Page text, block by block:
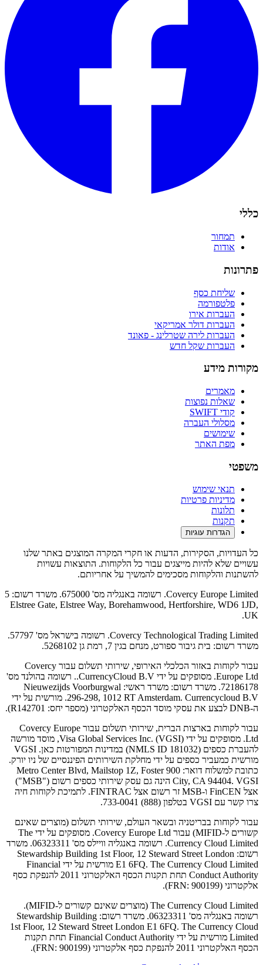
כללי
תמחור
אודות
פתרונות
שליחת כסף
פלטפורמה
העברות אירו
העברות דולר אמריקאי
העברות לירה שטרלינג - פאונד
העברות שקל חדש
מקורות מידע
מאמרים
שאלות נפוצות
קודי SWIFT
מסלולי העברה
שימושים
מפת האתר
משפטי
תנאי שימוש
מדיניות פרטיות
תלונות
תקנות
הגדרות עוגיות
כל העדויות, הסקירות, הדעות או חקרי המקרה המוצגים באתר שלנו
עשויים שלא להיות מייצגים עבור כל הלקוחות. התוצאות עשויות
להשתנות והלקוחות מסכימים להמשיך על אחריותם.
Covercy Europe Limited. רשומה באנגליה מס' 675000. משרד רשום: 5
Elstree Gate, Elstree Way, Borehamwood, Hertforshire, WD6 1JD,
UK.
Covercy Technological Trading Limited. רשומה בישראל מס' 57797.
משרד רשום: בית גיבור ספורט, מנחם בגין 7, רמת גן 5268102.
עבור לקוחות באזור הכלכלי האירופי, שירותי תשלום עבור Covercy
Europe Ltd. מסופקים על ידי CurrencyCloud B.V.. רשומה בהולנד מס'
72186178. משרד רשום: משרד ראשי: Nieuwezijds Voorburgwal
296-298, 1012 RT Amsterdam. Currencycloud B.V. מורשית על ידי
ה-DNB לבצע את עסקי מוסד הכסף האלקטרוני (מספר יחס: R142701).
עבור לקוחות בארצות הברית, שירותי תשלום עבור Covercy Europe
Ltd. מסופקים על ידי Visa Global Services Inc. (VGSI), מוסד מורשה
להעברת כספים (NMLS ID 181032) במדינות המפורטות כאן. VGSI
מורשית כמעביר כספים על ידי מחלקת השירותים הפיננסיים של ניו יורק.
כתובת למשלוח דואר: 900 Metro Center Blvd, Mailstop 1Z, Foster
City, CA 94404. VGSI הינה גם עסק שירותי כספים רשום ("MSB")
אצל FinCEN ו-MSB זר רשום אצל FINTRAC. לתמיכת לקוחות חיה
צרו קשר עם VGSI בטלפון (888) 733-0041.
עבור לקוחות בבריטניה ובשאר העולם, שירותי תשלום (מוצרים שאינם
קשורים ל-MIFID) עבור Covercy Europe Ltd. מסופקים על ידי The
Currency Cloud Limited. רשומה באנגליה וויילס מס' 06323311. משרד
רשום: Stewardship Building 1st Floor, 12 Steward Street London
E1 6FQ. The Currency Cloud Limited מורשית על ידי Financial
Conduct Authority תחת תקנות הכסף האלקטרוני 2011 להנפקת כסף
אלקטרוני (FRN: 900199).
The Currency Cloud Limited (מוצרים שאינם קשורים ל-MIFID).
רשומה באנגליה מס' 06323311. משרד רשום: Stewardship Building
1st Floor, 12 Steward Street London E1 6FQ. The Currency Cloud
Limited מורשית על ידי Financial Conduct Authority תחת תקנות
הכסף האלקטרוני 2011 להנפקת כסף אלקטרוני (FRN: 900199).